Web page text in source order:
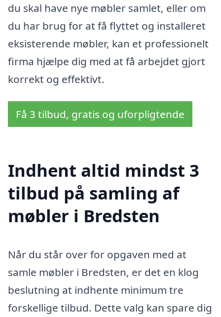
du skal have nye møbler samlet, eller om
du har brug for at få flyttet og installeret
eksisterende møbler, kan et professionelt
firma hjælpe dig med at få arbejdet gjort
korrekt og effektivt.
Få 3 tilbud, gratis og uforpligtende
Indhent altid mindst 3
tilbud på samling af
møbler i Bredsten
Når du står over for opgaven med at
samle møbler i Bredsten, er det en klog
beslutning at indhente minimum tre
forskellige tilbud. Dette valg kan spare dig